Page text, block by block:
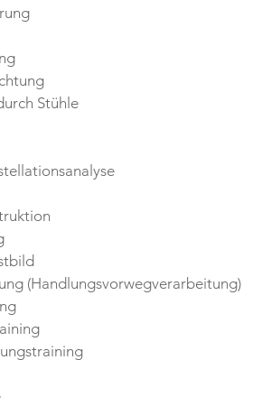
Stühle
(Handlungsvorwegverarbeitung)